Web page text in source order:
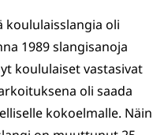
koululaisslangia oli
1989 slangisanoja
koululaiset vastasivat
oli saada
kokoelmalle. Näin